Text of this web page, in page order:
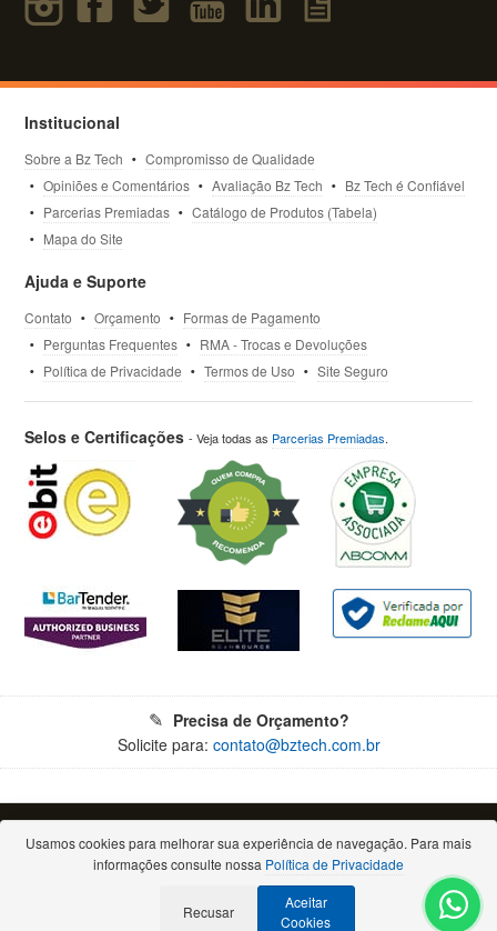
Institucional
Sobre a Bz Tech
Compromisso de Qualidade
Opiniões e Comentários
Avaliação Bz Tech
Bz Tech é Confiável
Parcerias Premiadas
Catálogo de Produtos (Tabela)
Mapa do Site
Ajuda e Suporte
Contato Orçamento
Formas de Pagamento
Perguntas Frequentes
RMA - Trocas e Devoluções
Política de Privacidade
Termos de Uso Site Seguro
Selos e Certificações- Veja todas as Parcerias Premiadas.
Precisa de Orçamento?
Solicite para: contato@bztech.com.br
© 2026 - Todos os direitos reservados. Proibida a reprodução total ou parcial.
Bz Tech Automação Comercial Ltda - CNPJ: 11.460.004/0001-79
Rua Padre Anchieta, 2050 - Bigorrilho - 80730-000 - Curitiba/PR
(Escritório comercial, atendimento apenas por e-mail ou telefone)
Usamos cookies para melhorar sua experiência de navegação. Para mais
informações consulte nossa Política de Privacidade
Recusar
Aceitar
Cookies